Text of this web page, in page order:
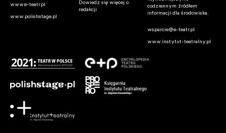
www.e-teatr.pl
www.polishstage.pl
Dowiedz się więcej o
redakcji
codziennym źródłem
informacji dla środowiska.
wsparcie@e-teatr.pl
www.instytut-teatralny.pl